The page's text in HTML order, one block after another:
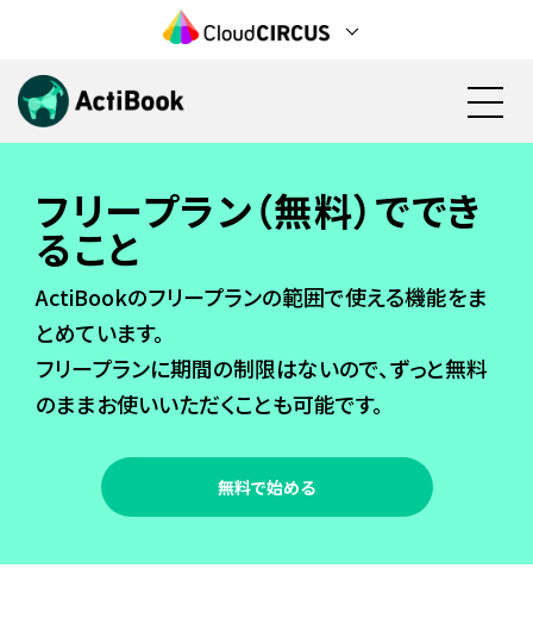
資料請求 無料で始める
料金
活用方法
検討状況の見える化(営業活動)
見込み顧客の育成(マーケティング)
電子カタログ/Web社内報
導入事例
フリープラン（無料）ででき
ること
ActiBookのフリープランの範囲で使える機能をま
とめています。
フリープランに期間の制限はないので、ずっと無料
のままお使いいただくことも可能です。
無料で始める